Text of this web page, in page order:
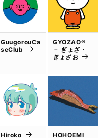
GuugorouCa
seClub
GYOZAO®
－ ぎょざ・
ぎょざお
Hiroko HOHOEMI